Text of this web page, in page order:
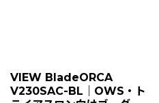
VIEW BladeORCA
V230SAC-BL｜OWS・ト